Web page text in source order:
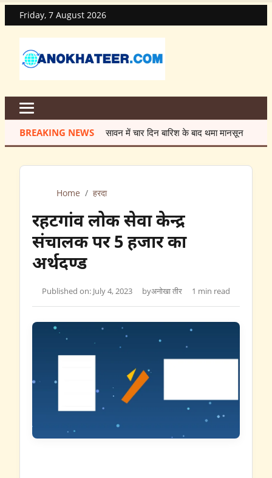
Friday, 7 August 2026
BREAKING NEWSसावन में चार दिन बारिश के बाद थमा मानसून ★ मेंटेनेंस के
Home / हरदा
रहटगांव लोक सेवा केन्द्र
संचालक पर 5 हजार का
अर्थदण्ड
Published on: July 4, 2023 byअनोखा तीर 1 min read